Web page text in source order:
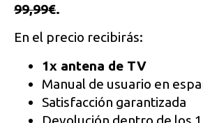
99,99€.
En el precio recibirás:
1x antena de TV
Manual de usuario en
Satisfacción garantizada
Devolución dentro de los